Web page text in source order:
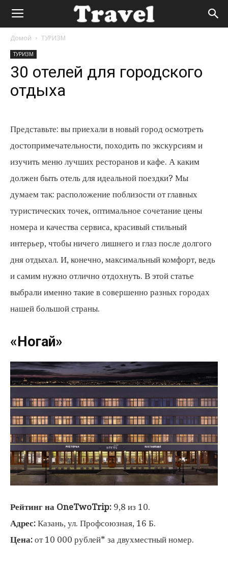
Туристический
портал
Домой ТУРИЗМ
ТУРИЗМ
30 отелей для городского
отдыха
Представьте: вы приехали в новый город осмотреть
достопримечательности, походить по экскурсиям и
изучить меню лучших ресторанов и кафе. А каким
должен быть отель для идеальной поездки? Мы
думаем так: расположение поблизости от главных
туристических точек, оптимальное сочетание цены
номера и качества сервиса, красивый стильный
интерьер, чтобы ничего лишнего и глаз после долгого
дня отдыхал. И, конечно, максимальный комфорт, ведь
и самим нужно отлично отдохнуть. В этой статье
выбрали именно такие в совершенно разных городах
нашей большой страны.
«Ногай»
Рейтинг на OneTwoTrip: 9,8 из 10.
Адрес: Казань, ул. Профсоюзная, 16 Б.
Цена: от 10 000 рублей* за двухместный номер.